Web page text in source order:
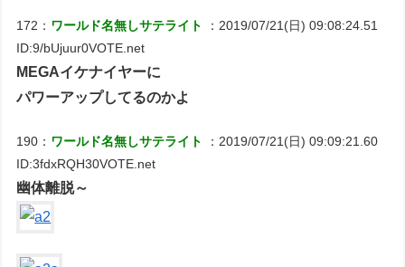
172： ワールド名無しサテライト
：2019/07/21(日) 09:08:24.51
ID:9/bUjuur0VOTE.net
MEGAイケナイヤーに
パワーアップしてるのかよ
190： ワールド名無しサテライト
：2019/07/21(日) 09:09:21.60
ID:3fdxRQH30VOTE.net
幽体離脱～